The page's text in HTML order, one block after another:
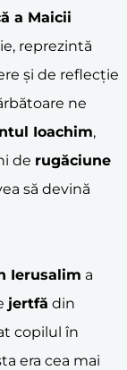
a Maicii
reprezintă
și de reflecție
ne
Ioachim,
de rugăciune
să devină
Ierusalim a
jertfă din
copilul în
era cea mai